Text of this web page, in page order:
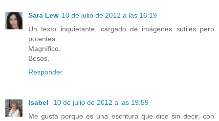
Sara Lew 10 de julio de 2012 a las 16:19
Un texto inquietante, cargado de imágenes sutiles pero
potentes.
Magnífico.
Besos.
Responder
Isabel
10 de julio de 2012 a las 19:59
Me gusta porque es una escritura que dice sin decir, con